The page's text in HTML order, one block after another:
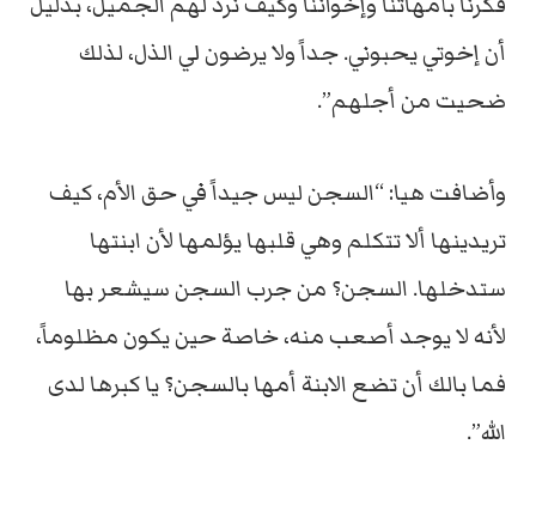
أن إخوتي يحبوني. جداً ولا يرضون لي الذل، لذلك
ضحيت من أجلهم”.
وأضافت هيا: “السجن ليس جيداً في حق الأم، كيف
تريدينها ألا تتكلم وهي قلبها يؤلمها لأن ابنتها
ستدخلها. السجن؟ من جرب السجن سيشعر بها
لأنه لا يوجد أصعب منه، خاصة حين يكون مظلوماً،
فما بالك أن تضع الابنة أمها بالسجن؟ يا كبرها لدى
الله”.